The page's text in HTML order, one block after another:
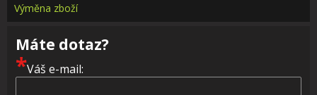
Výměna zboží
Máte dotaz?
*Váš e-mail: